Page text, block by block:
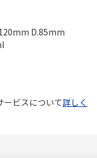
D.85mm
ービスについて詳しく